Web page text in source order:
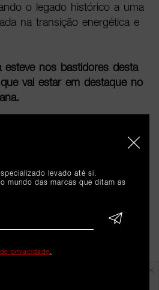
o legado histórico a uma
na transição energética e
nos bastidores desta
vai estar em destaque no
levado até si.
mundo das marcas que ditam as
privacidade.